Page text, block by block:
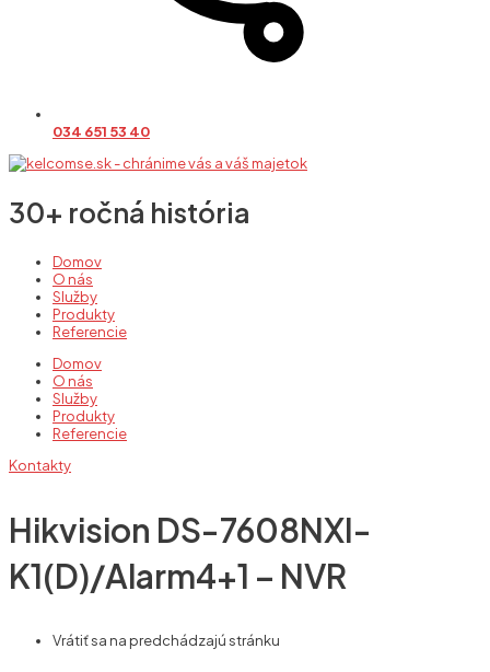
034 651 53 40
30+ ročná história
Domov
O nás
Služby
Produkty
Referencie
Domov
O nás
Služby
Produkty
Referencie
Kontakty
Hikvision DS-7608NXI-
K1(D)/Alarm4+1 – NVR
Vrátiť sa na predchádzajú stránku